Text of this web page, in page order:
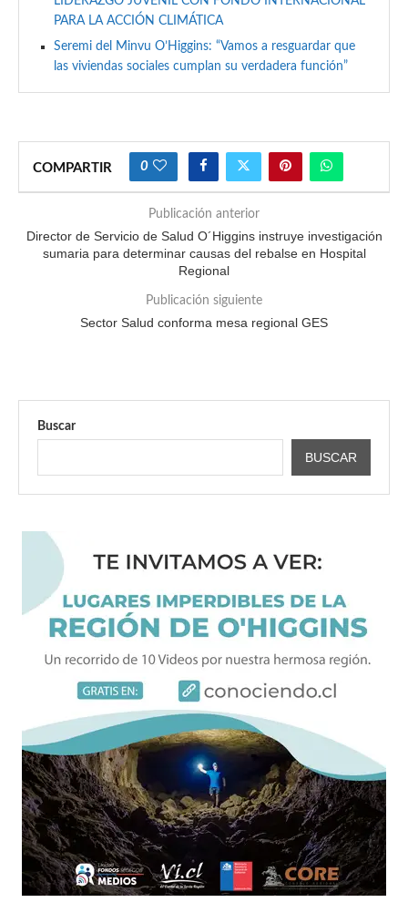
PARA LA ACCIÓN CLIMÁTICA
Seremi del Minvu O’Higgins: “Vamos a resguardar que
las viviendas sociales cumplan su verdadera función”
COMPARTIR 0
Publicación anterior
Director de Servicio de Salud O´Higgins instruye investigación
sumaria para determinar causas del rebalse en Hospital
Regional
Publicación siguiente
Sector Salud conforma mesa regional GES
Buscar
BUSCAR